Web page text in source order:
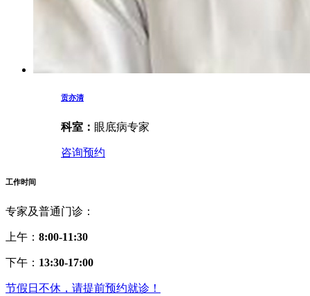
贡亦清
科室： 眼底病专家
咨询预约
工作时间
专家及普通门诊：
上午： 8:00-11:30
下午： 13:30-17:00
节假日不休，请提前预约就诊！